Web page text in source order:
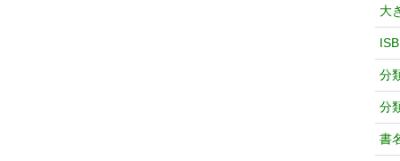
大
分
分
書